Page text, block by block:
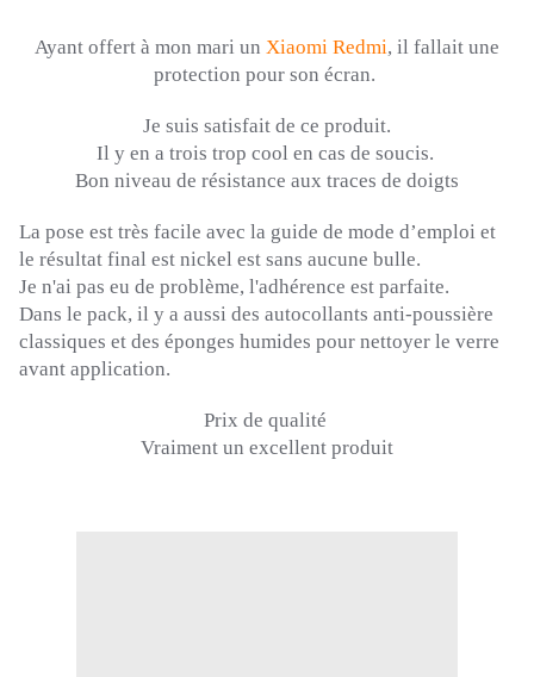
Ayant offert à mon mari un Xiaomi Redmi, il fallait une
protection pour son écran.
Je suis satisfait de ce produit.
Il y en a trois trop cool en cas de soucis.
Bon niveau de résistance aux traces de doigts
La pose est très facile avec la guide de mode d’emploi et
le résultat final est nickel est sans aucune bulle.
Je n'ai pas eu de problème, l'adhérence est parfaite.
Dans le pack, il y a aussi des autocollants anti-poussière
classiques et des éponges humides pour nettoyer le verre
avant application.
Prix de qualité
Vraiment un excellent produit